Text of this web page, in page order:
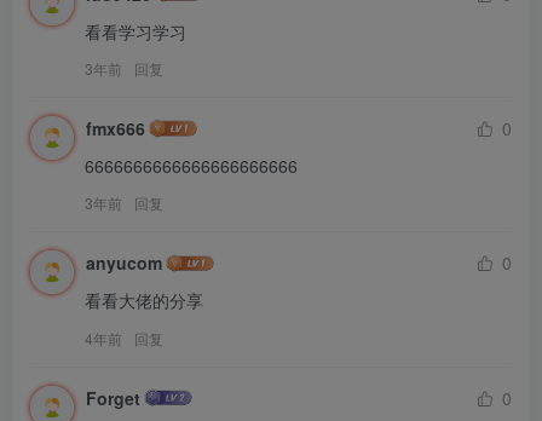
看看学习学习
3年前 回复
fmx666
0
6666666666666666666666
3年前 回复
anyucom
0
看看大佬的分享
4年前 回复
Forget
0